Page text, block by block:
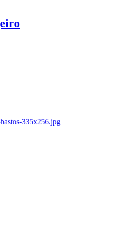
335x256.jpg